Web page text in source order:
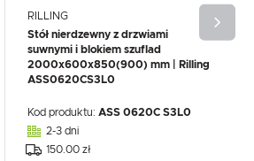
RILLING
Stół nierdzewny z drzwiami
suwnymi i blokiem szuflad
2000x600x850(900) mm | Rilling
ASS0620CS3L0
Kod produktu:ASS 0620C S3L0
2-3 dni
150.00 zł